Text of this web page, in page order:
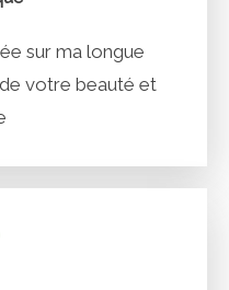
sur ma longue
votre beauté et